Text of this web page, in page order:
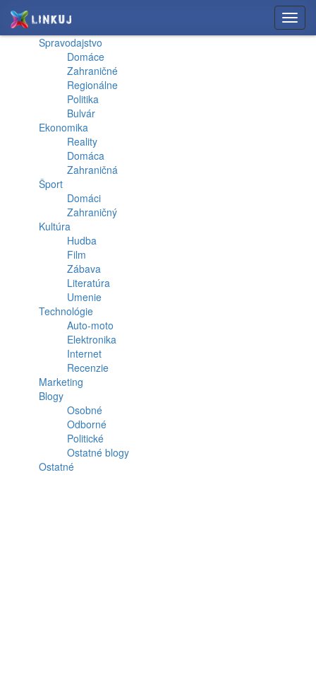
Spravodajstvo
Domáce
Zahraničné
Regionálne
Politika
Bulvár
Ekonomika
Reality
Domáca
Zahraničná
Šport
Domáci
Zahraničný
Kultúra
Hudba
Film
Zábava
Literatúra
Umenie
Technológie
Auto-moto
Elektronika
Internet
Recenzie
Marketing
Blogy
Osobné
Odborné
Politické
Ostatné blogy
Ostatné